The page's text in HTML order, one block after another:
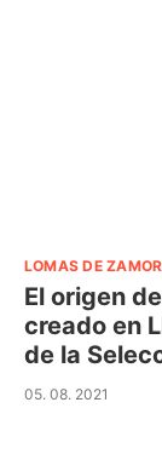
LOMAS DE
El origen
creado en
de la
05. 08. 2021